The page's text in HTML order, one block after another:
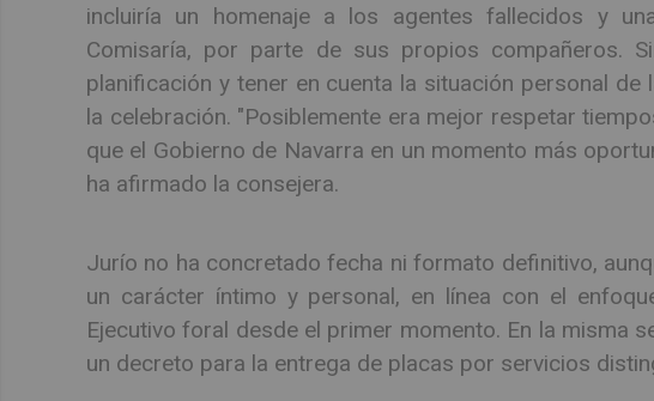
incluiría un homenaje a los agentes fallecidos y
Comisaría, por parte de sus propios compañeros.
planificación y tener en cuenta la situación personal
la celebración. "Posiblemente era mejor respetar
que el Gobierno de Navarra en un momento más
ha afirmado la consejera.
Jurío no ha concretado fecha ni formato definitivo,
un carácter íntimo y personal, en línea con el
Ejecutivo foral desde el primer momento. En la misma
un decreto para la entrega de placas por servicios